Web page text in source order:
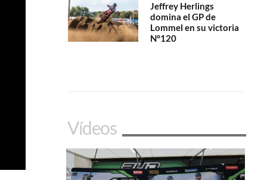
Jeffrey Herlings
domina el GP de
Lommel en su victoria
N°120
Vídeos